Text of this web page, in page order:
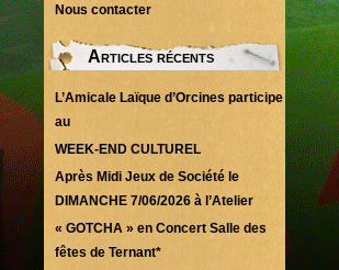
Nous contacter
Articles récents
L’Amicale Laïque d’Orcines participe
au
WEEK-END CULTUREL
Après Midi Jeux de Société le
DIMANCHE 7/06/2026 à l’Atelier
« GOTCHA » en Concert Salle des
fêtes de Ternant*